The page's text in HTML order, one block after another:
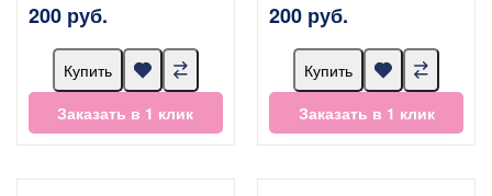
200 руб.
Купить
Заказать в 1 клик
200 руб.
Купить
Заказать в 1 клик